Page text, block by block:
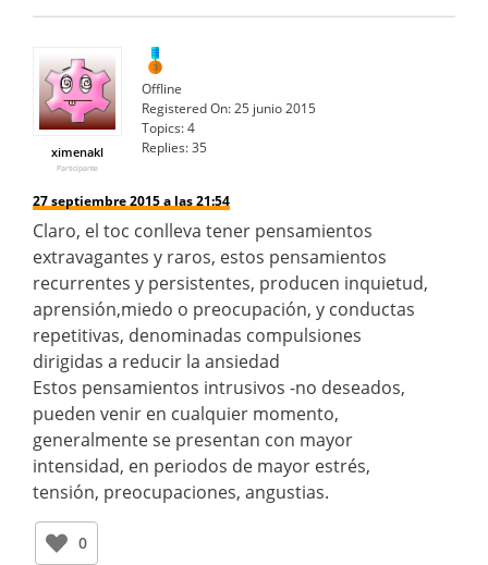
ximenakl
Participante
Offline
Registered On:25 junio 2015
Topics:4
Replies:35
27 septiembre 2015 a las 21:54
Claro, el toc conlleva tener pensamientos
extravagantes y raros, estos pensamientos
recurrentes y persistentes, producen inquietud,
aprensión,miedo o preocupación, y conductas
repetitivas, denominadas compulsiones
dirigidas a reducir la ansiedad
Estos pensamientos intrusivos -no deseados,
pueden venir en cualquier momento,
generalmente se presentan con mayor
intensidad, en periodos de mayor estrés,
tensión, preocupaciones, angustias.
0